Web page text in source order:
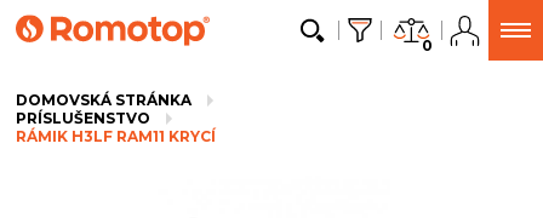
0
DOMOVSKÁ STRÁNKA
PRÍSLUŠENSTVO
RÁMIK H3LF RAM11 KRYCÍ